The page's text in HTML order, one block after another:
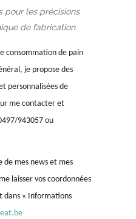
pour les précisions
de fabrication.
consommation de pain
je propose des
personnalisées de
me contacter et
943057 ou
de mes news et mes
laisser vos coordonnées
dans « Informations